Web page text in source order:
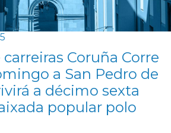
Coruña Corre
a San Pedro de
a décimo sexta
popular polo